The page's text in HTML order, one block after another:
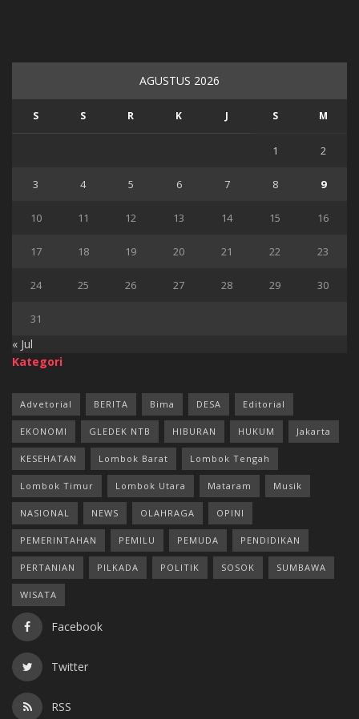
AGUSTUS 2026
S S R K J S M
1 2
3 4 5 6 7 8 9
10 11 12 13 14 15 16
17 18 19 20 21 22 23
24 25 26 27 28 29 30
31
« Jul
Kategori
Advetorial BERITA Bima DESA Editorial
EKONOMI GLEDEK NTB HIBURAN HUKUM Jakarta
KESEHATAN Lombok Barat Lombok Tengah
Lombok Timur Lombok Utara Mataram Musik
NASIONAL NEWS OLAHRAGA OPINI
PEMERINTAHAN PEMILU PEMUDA PENDIDIKAN
PERTANIAN PILKADA POLITIK SOSOK SUMBAWA
WISATA
Facebook
Twitter
RSS